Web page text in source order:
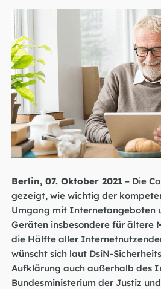
Berlin, 07. Oktober 2021– Die
gezeigt, wie wichtig der
Umgang mit Internetangeboten
Geräten insbesondere für ältere
die Hälfte aller
wünscht sich laut DsiN-
Aufklärung auch außerhalb des
Bundesministerium der Justiz